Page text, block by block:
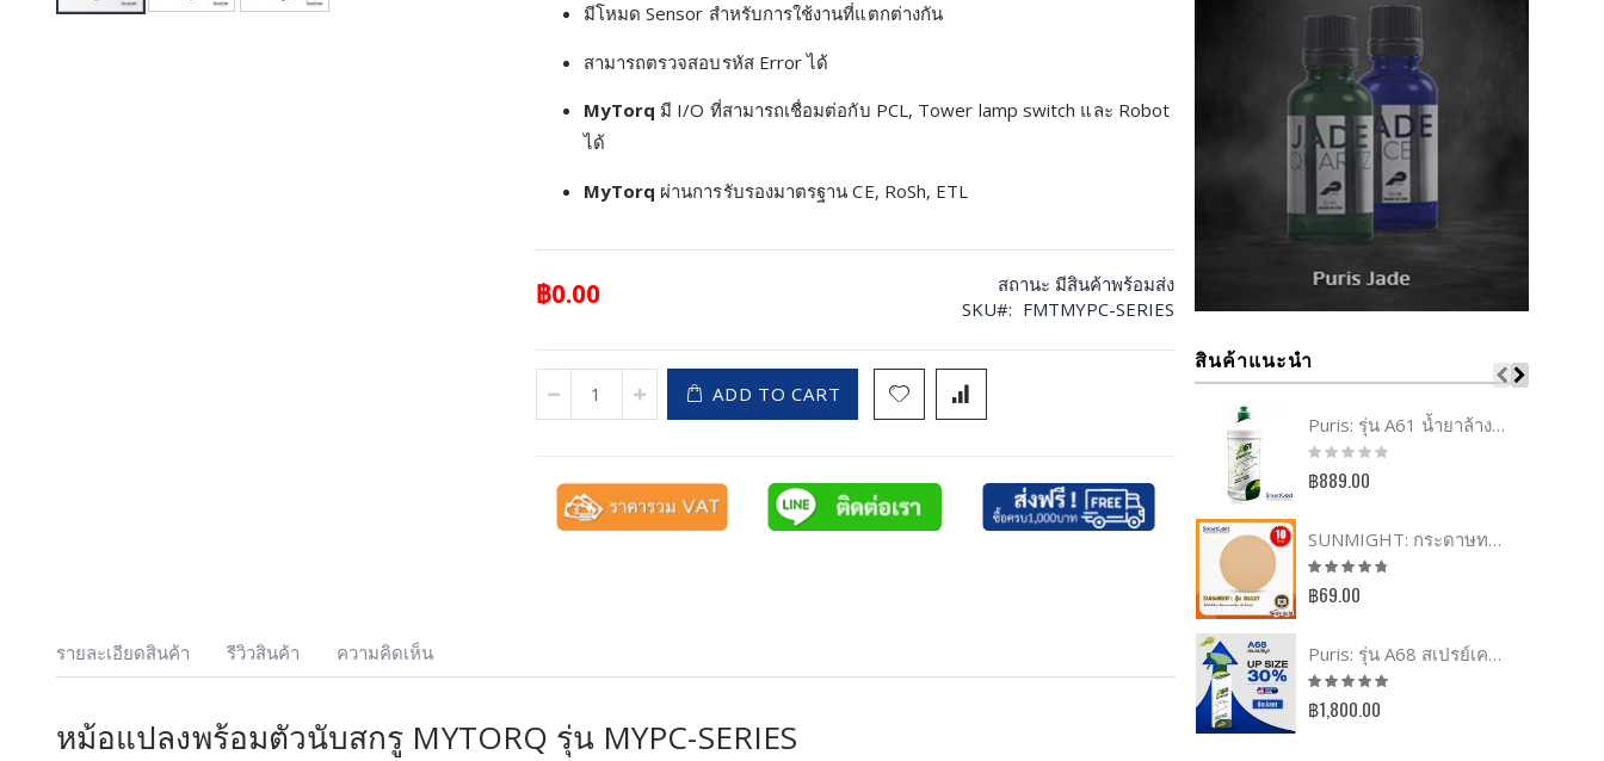
มีโหมด Sensor สำหรับการใช้งานที่แตกต่างกัน
สามารถตรวจสอบรหัส Error ได้
MyTorq มี I/O ที่สามารถเชื่อมต่อกับ PCL, Tower lamp switch และ Robot
ได้
MyTorq ผ่านการรับรองมาตรฐาน CE, RoSh, ETL
฿0.00 สถานะ มีสินค้าพร้อมส่ง
SKU
FMTMYPC-SERIES
ADD TO CART
รายละเอียดสินค้า
หม้อแปลงพร้อมตัวนับสกรู MYTORQ รุ่น MYPC-SERIES
รีวิวสินค้า ความคิดเห็น
สินค้าแนะนำ
Puris: รุ่น A61 น้ำยาล้างรถเคลือบเซรามิก ขนาด 1 Kg.
Rating:
฿889.00
SUNMIGHT: กระดาษทรายกลม 5นิ้ว รุ่น B312T หลังสักหลาด (10 ชิ้น/ชุด) ขัดไม้ ขัดสีรถ
Rating:
฿69.00
Puris: รุ่น A68 สเปรย์เคลือบแก้ว ขนาด 750ml
Rating:
฿1,800.00